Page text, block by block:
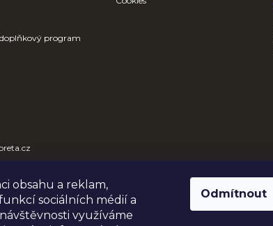
obsahu a reklam,
sociálních médií a
využíváme
Odmítnout
program